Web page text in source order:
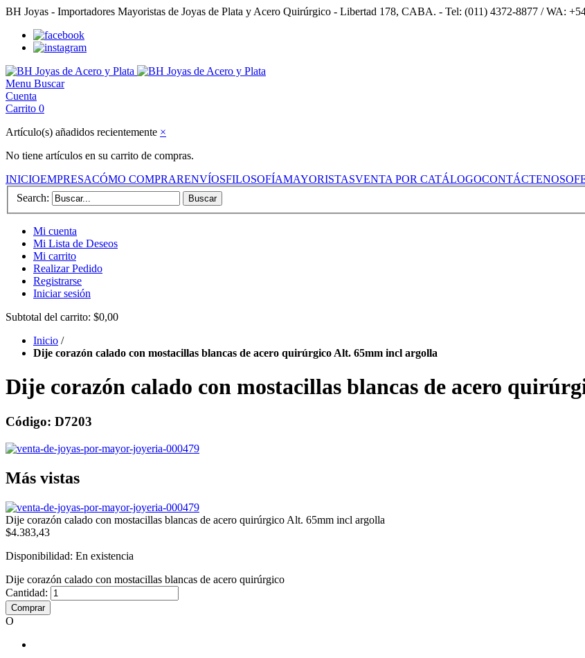
BH Joyas - Importadores Mayoristas de Joyas de Plata y Acero Quirúrgico - Libertad 178, CABA. - Tel: (011) 4372-8877 / WA:
Menu Buscar
Cuenta
Carrito 0
Artículo(s) añadidos recientemente ×
No tiene artículos en su carrito de compras.
INICIOEMPRESACÓMO COMPRARENVÍOSFILOSOFÍAMAYORISTASVENTA POR CATÁLOGOCONTÁCTENOS
Search:
Buscar
Mi cuenta
Mi Lista de Deseos
Mi carrito
Realizar Pedido
Registrarse
Iniciar sesión
Subtotal del carrito: $0,00
Inicio /
Dije corazón calado con mostacillas blancas de acero quirúrgico Alt. 65mm incl argolla
Dije corazón calado con mostacillas blancas de acero
Código: D7203
Más vistas
Dije corazón calado con mostacillas blancas de acero quirúrgico Alt. 65mm incl argolla
$4.383,43
Disponibilidad: En existencia
Dije corazón calado con mostacillas blancas de acero quirúrgico
Cantidad:
Comprar
O